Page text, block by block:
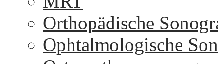
Orthopädische
Ophtalmologische